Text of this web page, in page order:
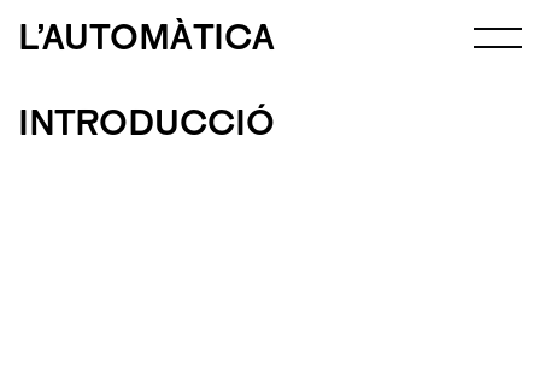
L’AUTOMÀTICA
INTRODUCCIÓ